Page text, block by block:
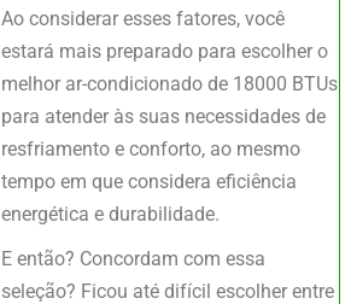
Ao considerar esses fatores, você
estará mais preparado para escolher o
melhor ar-condicionado de 18000 BTUs
para atender às suas necessidades de
resfriamento e conforto, ao mesmo
tempo em que considera eficiência
energética e durabilidade.
E então? Concordam com essa
seleção? Ficou até difícil escolher entre